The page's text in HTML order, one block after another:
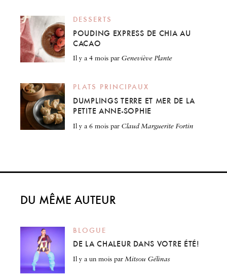
DESSERTS
POUDING EXPRESS DE CHIA AU
CACAO
il y a 4 mois par Geneviève Plante
PLATS PRINCIPAUX
DUMPLINGS TERRE ET MER DE LA
PETITE ANNE-SOPHIE
il y a 6 mois par Claud Marguerite Fortin
DU MÊME AUTEUR
BLOGUE
DE LA CHALEUR DANS VOTRE ÉTÉ!
il y a un mois parMitsou Gélinas